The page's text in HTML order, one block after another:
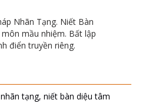
11:10:29
mục Chuẩn Hóa ngày